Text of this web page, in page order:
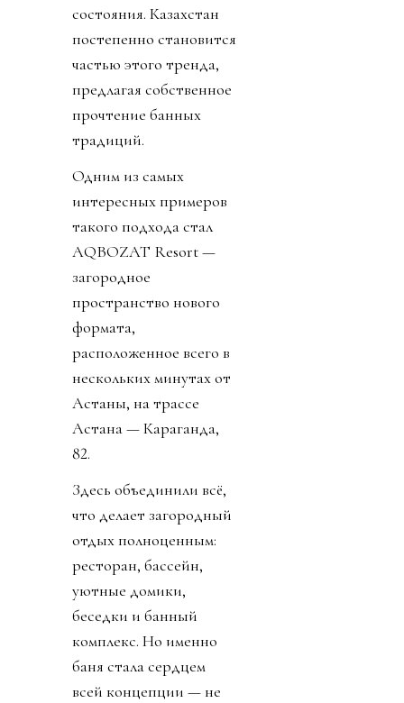
состояния. Казахстан
постепенно становится
частью этого тренда,
предлагая собственное
прочтение банных
традиций.
Одним из самых
интересных примеров
такого подхода стал
AQBOZAT Resort —
загородное
пространство нового
формата,
расположенное всего в
нескольких минутах от
Астаны, на трассе
Астана — Караганда,
82.
Здесь объединили всё,
что делает загородный
отдых полноценным:
ресторан, бассейн,
уютные домики,
беседки и банный
комплекс. Но именно
баня стала сердцем
всей концепции — не